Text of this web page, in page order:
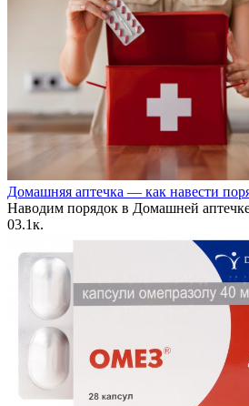
Домашняя аптечка — как навести
Наводим порядок в Домашней
03.1к.